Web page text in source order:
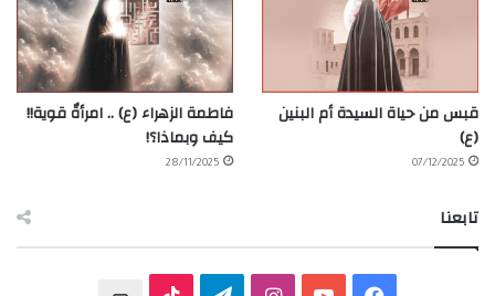
قبس من حياة السيدة أم البنين
(ع)
07/12/2025
فاطمة الزهراء (ع) .. امرأةٌ قوية!!
كيف وبماذا؟!
28/11/2025
تابعنا